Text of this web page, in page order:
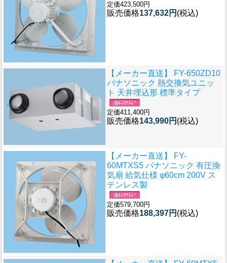
定価423,500円
販売価格137,632円 (税込)
【メーカー直送】 FY-650ZD10
パナソニック 熱交換気ユニッ
ト 天井埋込形 標準タイプ
定価411,400円
販売価格143,990円 (税込)
【メーカー直送】 FY-
60MTXS5 パナソニック 有圧換
気扇 給気仕様 φ60cm 200V ス
テンレス製
定価579,700円
販売価格188,397円 (税込)